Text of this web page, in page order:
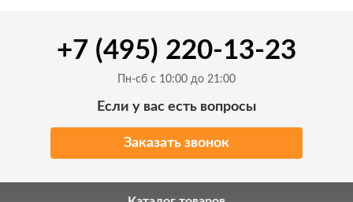
+7 (495) 220-13-23
Пн-сб с 10:00 до 21:00
Если у вас есть вопросы
Заказать звонок